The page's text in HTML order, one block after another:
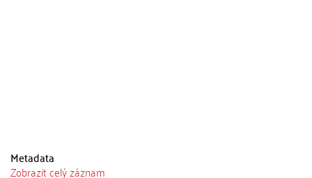
Metadata
Zobrazit celý záznam